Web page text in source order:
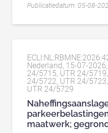
Publicatiedatum: 05-08-
Nederland, 15-07-
24/5715, UTR 24/
24/5722, UTR 24/
UTR 24/5729
maatwerk;